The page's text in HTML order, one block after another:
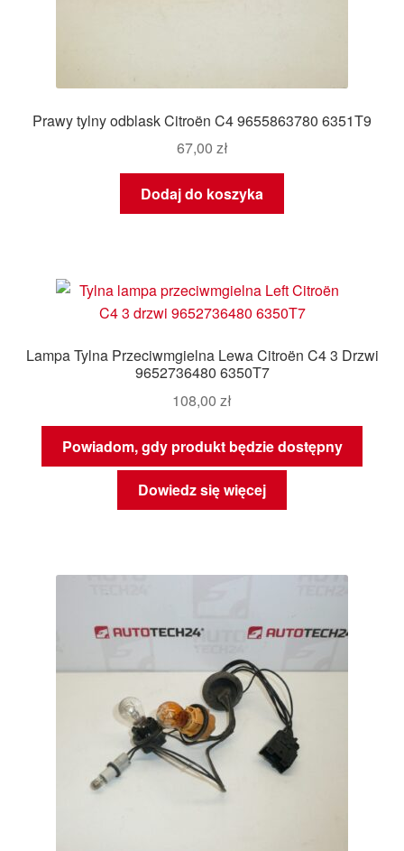
Prawy tylny odblask Citroën C4 9655863780 6351T9
67,00 zł
Dodaj do koszyka
Lampa Tylna Przeciwmgielna Lewa Citroën C4 3 Drzwi
9652736480 6350T7
108,00 zł
Powiadom, gdy produkt będzie dostępny
Dowiedz się więcej